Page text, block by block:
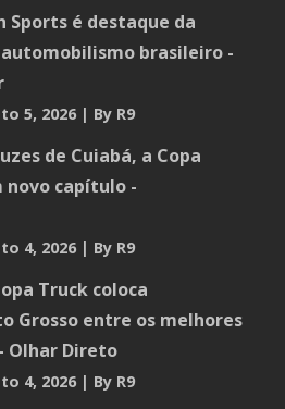
Sports é destaque da
brasileiro -
5, 2026 By R9
de Cuiabá, a Copa
novo capítulo -
4, 2026 By R9
Truck coloca
Grosso entre os melhores
Olhar Direto
4, 2026 By R9